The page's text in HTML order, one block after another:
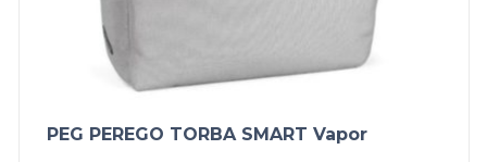
PEG PEREGO TORBA SMART Vapor